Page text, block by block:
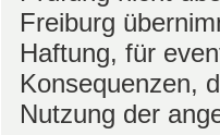
Freiburg
Haftung, für
Konsequenzen,
Nutzung der